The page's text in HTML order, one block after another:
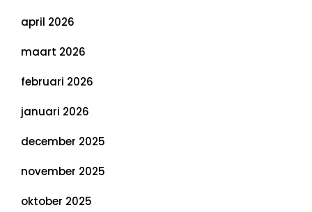
april 2026
maart 2026
februari 2026
januari 2026
december 2025
november 2025
oktober 2025